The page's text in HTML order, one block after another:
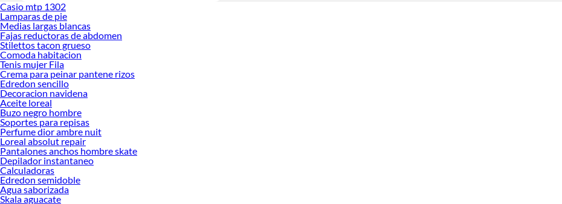
Casio mtp 1302
Lamparas de pie
Medias largas blancas
Fajas reductoras de abdomen
Stilettos tacon grueso
Comoda habitacion
Tenis mujer Fila
Crema para peinar pantene rizos
Edredon sencillo
Decoracion navidena
Aceite loreal
Buzo negro hombre
Soportes para repisas
Perfume dior ambre nuit
Loreal absolut repair
Pantalones anchos hombre skate
Depilador instantaneo
Calculadoras
Edredon semidoble
Agua saborizada
Skala aguacate